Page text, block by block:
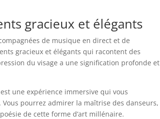
gracieux et élégants
de musique en direct et de
gracieux et élégants qui racontent des
du visage a une signification profonde et
une expérience immersive qui vous
pourrez admirer la maîtrise des danseurs,
de cette forme d’art millénaire.